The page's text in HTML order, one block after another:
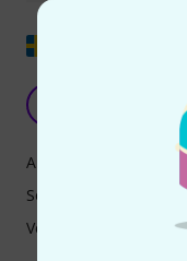
Eine gute
Ansprache
Sound
Verarbeitung